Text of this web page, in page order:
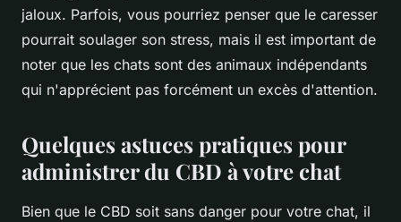
jaloux. Parfois, vous pourriez penser que le caresser
pourrait soulager son stress, mais il est important de
noter que les chats sont des animaux indépendants
qui n'apprécient pas forcément un excès d'attention.
Quelques astuces pratiques pour
administrer du CBD à votre chat
Bien que le CBD soit sans danger pour votre chat, il